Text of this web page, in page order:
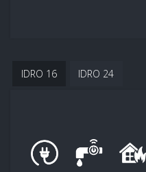
IDRO 16 IDRO 24